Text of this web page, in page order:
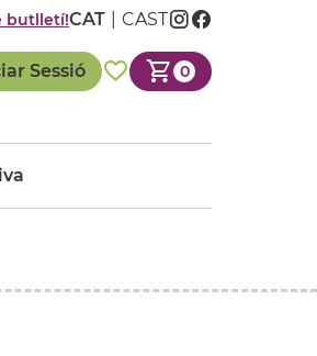
Sessió 0
butlletí!CAT CAST